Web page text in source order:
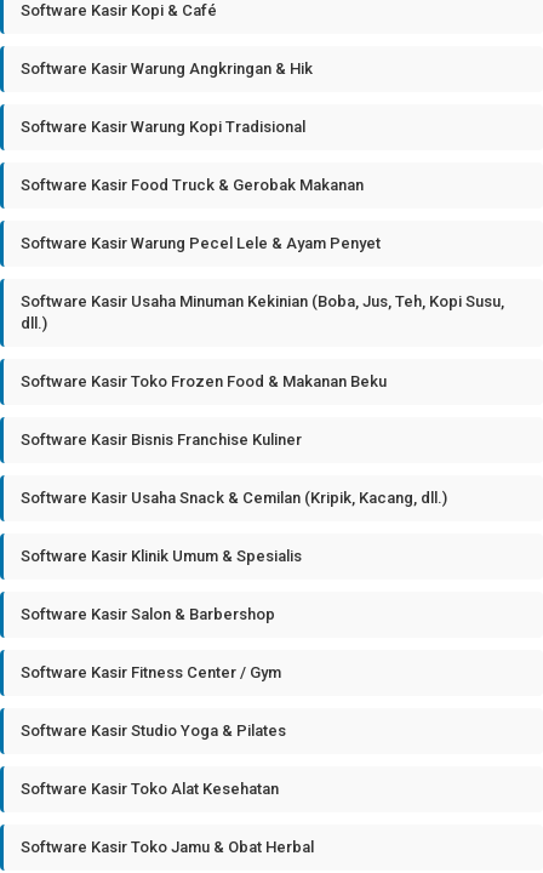
Software Kasir Kopi & Café
Software Kasir Warung Angkringan & Hik
Software Kasir Warung Kopi Tradisional
Software Kasir Food Truck & Gerobak Makanan
Software Kasir Warung Pecel Lele & Ayam Penyet
Software Kasir Usaha Minuman Kekinian (Boba, Jus, Teh, Kopi Susu,
dll.)
Software Kasir Toko Frozen Food & Makanan Beku
Software Kasir Bisnis Franchise Kuliner
Software Kasir Usaha Snack & Cemilan (Kripik, Kacang, dll.)
Software Kasir Klinik Umum & Spesialis
Software Kasir Salon & Barbershop
Software Kasir Fitness Center / Gym
Software Kasir Studio Yoga & Pilates
Software Kasir Toko Alat Kesehatan
Software Kasir Toko Jamu & Obat Herbal